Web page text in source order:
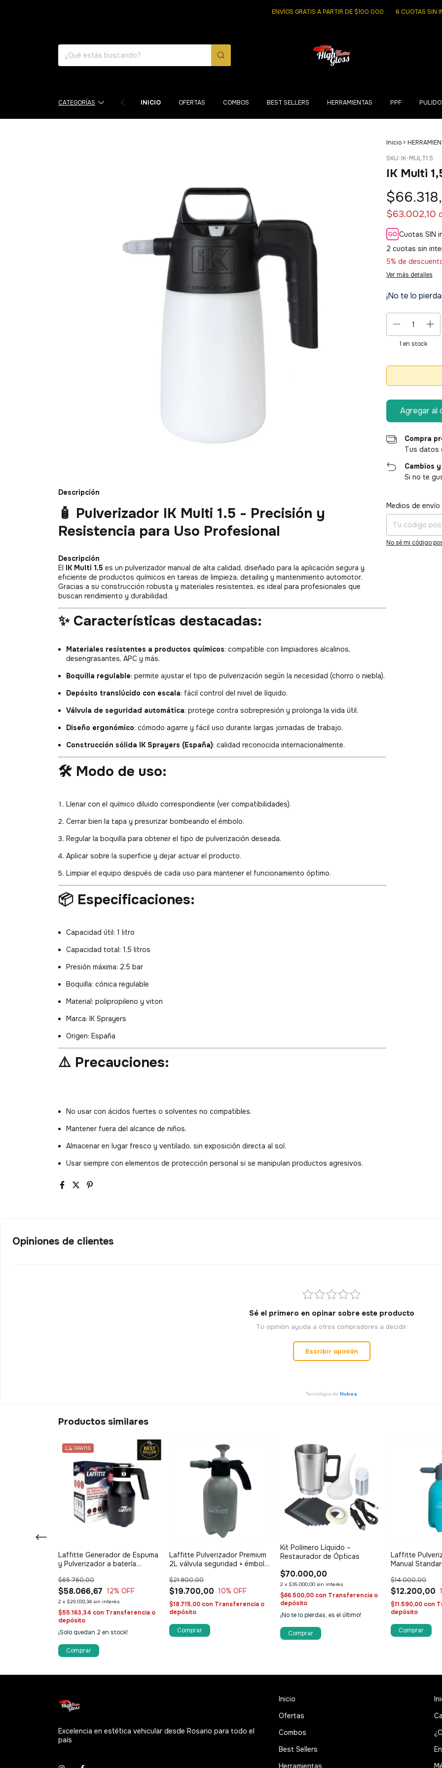
ENVÍOS GRATIS A PARTIR DE $100.000 6 CUOTAS SIN
CATEGORÍAS INICIO OFERTAS COMBOS BEST SELLERS HERRAMIENTAS PPF PULIDO
Inicio >
SKU: IK-MULT1.5
IK Multi
$63.002,10
Cuotas SIN
2 cuotas sin
5% de
Ver más detalles
¡No te lo
1 en stock
Compra
Tus datos
Cambios
Si no te
Entregas para el CP:
Medios de envío
No sé mi código
Descripción
🧴 Pulverizador IK Multi 1.5 - Precisión y
Resistencia para Uso Profesional
Descripción
El IK Multi 1.5 es un pulverizador manual de alta calidad, diseñado para la aplicación segura y
eficiente de productos químicos en tareas de limpieza, detailing y mantenimiento automotor.
Gracias a su construcción robusta y materiales resistentes, es ideal para profesionales que
buscan rendimiento y durabilidad.
✨ Características destacadas:
Materiales resistentes a productos químicos: compatible con limpiadores alcalinos,
desengrasantes, APC y más.
Boquilla regulable: permite ajustar el tipo de pulverización según la necesidad (chorro o niebla).
Depósito translúcido con escala: fácil control del nivel de líquido.
Válvula de seguridad automática: protege contra sobrepresión y prolonga la vida útil.
Diseño ergonómico: cómodo agarre y fácil uso durante largas jornadas de trabajo.
Construcción sólida IK Sprayers (España): calidad reconocida internacionalmente.
🛠️ Modo de uso:
Llenar con el químico diluido correspondiente (ver compatibilidades).
Cerrar bien la tapa y presurizar bombeando el émbolo.
Regular la boquilla para obtener el tipo de pulverización deseada.
Aplicar sobre la superficie y dejar actuar el producto.
Limpiar el equipo después de cada uso para mantener el funcionamiento óptimo.
📦 Especificaciones:
Capacidad útil: 1 litro
Capacidad total: 1,5 litros
Presión máxima: 2.5 bar
Boquilla: cónica regulable
Material: polipropileno y viton
Marca: IK Sprayers
Origen: España
⚠️ Precauciones:
No usar con ácidos fuertes o solventes no compatibles.
Mantener fuera del alcance de niños.
Almacenar en lugar fresco y ventilado, sin exposición directa al sol.
Usar siempre con elementos de protección personal si se manipulan productos agresivos.
Opiniones de clientes
Sé el primero en opinar sobre este producto
Tu opinión ayuda a otros compradores a decidir.
Escribir opinión
Tecnología de Nubea
Productos similares
GRATIS
Laffitte Generador de Espuma
y Pulverizador a batería
$58.066,67
$65.760,00
12% OFF
2 x $29.033,34 sin interés
$55.163,34 con Transferencia o
depósito
¡Solo quedan 2 en stock!
Comprar
Laffitte Pulverizador Premium
2L válvula seguridad + émbolo
$19.700,00
$21.900,00
10% OFF
$18.715,00 con Transferencia o
depósito
Kit Polímero Líquido –
Restaurador de Ópticas
$70.000,00
2 x $35.000,00 sin interés
$66.500,00 con Transferencia o
depósito
¡No te lo pierdas, es el último!
Laffitte
Manual
$12.200,00
$14.000,00
$11.590,00 con
depósito
Excelencia en estética vehicular desde Rosario para todo el
país
Inicio
Ofertas
Combos
Best Sellers
Herramientas